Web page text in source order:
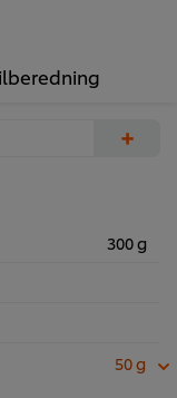
+
300 g
50 g